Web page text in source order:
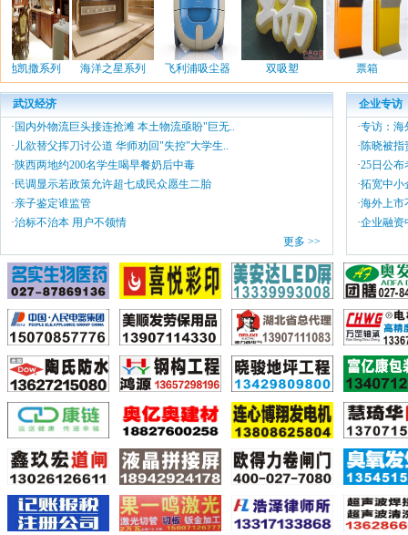
海洋之星系列 飞利浦吸尘器 双吸塑
爱晚
武汉经济
· 国内外物流巨头接连抢滩 本土物流亟盼"巨无..
· 儿欲替父挥刀讨公道 华师劝回"失控"大学生..
·陕西两地约200名学生喝早餐奶后中毒
· 民调显示若政策允许超七成民众愿生二胎
·亲子鉴定谁监管
·治标不治本 用户不领情
更多 >>
企业专访
·专访：海
·陈晓被指
·25日公布
·拓宽中小
·海外上市
·企业融资